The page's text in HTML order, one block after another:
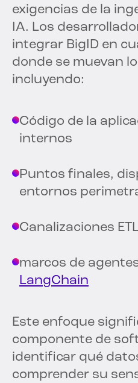
exigencias de la
IA. Los
integrar BigID en
donde se muevan
incluyendo:
Código de la
internos
Puntos finales,
entornos
Canalizaciones
marcos de
LangChain
Este enfoque
componente de
identificar qué
comprender su